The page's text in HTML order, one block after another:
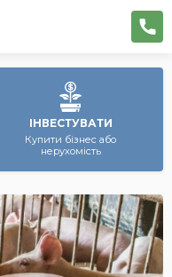
ІНВЕСТУВАТИ
Купити бізнес або
нерухомість